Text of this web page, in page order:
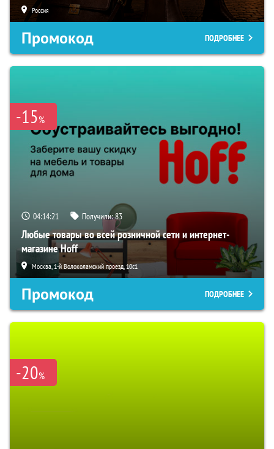
Россия
Промокод ПОДРОБНЕЕ
-15%
04:14:20 Получили:83
Любые товары во всей розничной сети и интернет-
магазине Hoff
Москва, 1-й Волоколамский проезд, 10с1
Промокод ПОДРОБНЕЕ
-20%